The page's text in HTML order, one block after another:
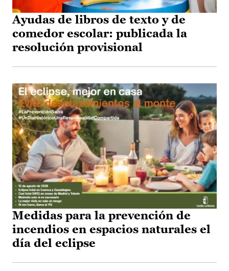
Ayudas de libros de texto y de
comedor escolar: publicada la
resolución provisional
Medidas para la prevención de
incendios en espacios naturales el
día del eclipse